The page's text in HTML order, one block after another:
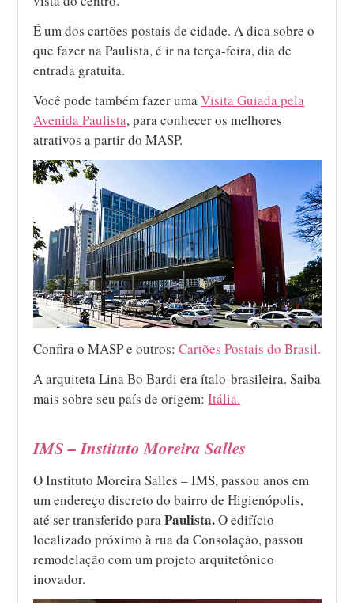
É um dos cartões postais de cidade. A dica sobre o
que fazer na Paulista, é ir na terça-feira, dia de
entrada gratuita.
Você pode também fazer umaVisita Guiada pela
Avenida Paulista, para conhecer os melhores
atrativos a partir do MASP.
Confira o MASP e outros:Cartões Postais do Brasil.
A arquiteta Lina Bo Bardi era ítalo-brasileira. Saiba
mais sobre seu país de origem:Itália.
IMS – Instituto Moreira Salles
O Instituto Moreira Salles – IMS, passou anos em
um endereço discreto do bairro de Higienópolis,
até ser transferido paraPaulista.O edifício
localizado próximo à rua da Consolação, passou
remodelação com um projeto arquitetônico
inovador.